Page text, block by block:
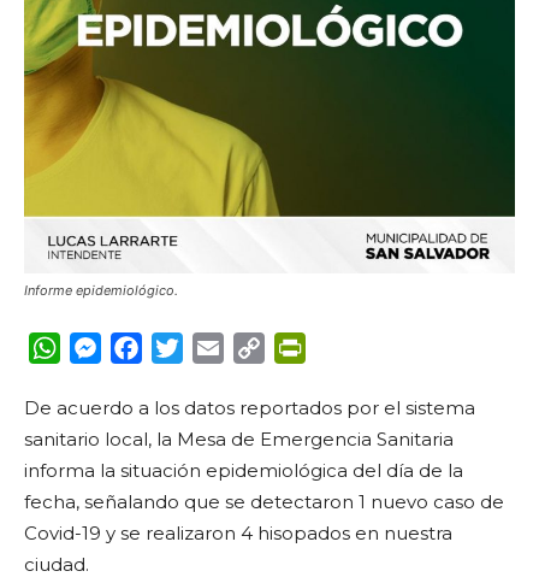
Informe epidemiológico.
WhatsApp
Messenger
FacebookTwitterEmail Copy
De acuerdo a los datos reportados por el sistema
sanitario local, la Mesa de Emergencia Sanitaria
informa la situación epidemiológica del día de la
fecha, señalando que se detectaron 1 nuevo caso de
Covid-19 y se realizaron 4 hisopados en nuestra
ciudad.